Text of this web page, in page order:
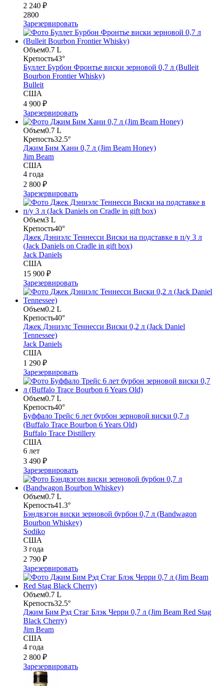
2 240 ₽
2800
Зарезервировать
Объем0.7 L
Крепость43°
Буллет Бурбон Фронтье виски зерновой 0,7 л (Bulleit
Bourbon Frontier Whisky)
Bulleit
США
4 900 ₽
Зарезервировать
Объем0.7 L
Крепость32.5°
Джим Бим Хани 0,7 л (Jim Beam Honey)
Jim Beam
США
4 года
2 800 ₽
Зарезервировать
Объем3 L
Крепость40°
Джек Дэниэлс Теннесси Виски на подставке в п/у 3 л
(Jack Daniels on Cradle in gift box)
Jack Daniels
США
15 900 ₽
Зарезервировать
Объем0.2 L
Крепость40°
Джек Дэниэлс Теннесси Виски 0,2 л (Jack Daniel
Tennessee)
Jack Daniels
США
1 290 ₽
Зарезервировать
Объем0.7 L
Крепость40°
Буффало Трейс 6 лет бурбон зерновой виски 0,7 л
(Buffalo Trace Bourbon 6 Years Old)
Buffalo Trace Distillery
США
6 лет
3 490 ₽
Зарезервировать
Объем0.7 L
Крепость41.3°
Бэндвэгон виски зерновой бурбон 0,7 л (Bandwagon
Bourbon Whiskey)
Sodiko
США
3 года
2 790 ₽
Зарезервировать
Объем0.7 L
Крепость32.5°
Джим Бим Рэд Стаг Блэк Черри 0,7 л (Jim Beam Red Stag
Black Cherry)
Jim Beam
США
4 года
2 800 ₽
Зарезервировать